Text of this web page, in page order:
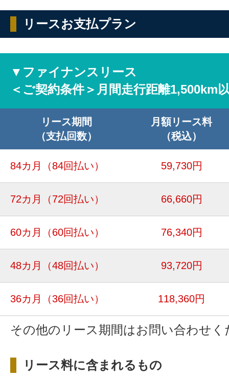
リースお支払プラン
▼ファイナンスリース
＜ご契約条件＞月間走行距離1,500km
リース期間
（支払回数）
月額リース料
（税込）
84カ月 （84回払い） 59,730円
72カ月 （72回払い） 66,660円
60カ月 （60回払い） 76,340円
48カ月 （48回払い） 93,720円
36カ月 （36回払い） 118,360円
その他のリース期間はお問い合わせく
リース料に含まれるもの